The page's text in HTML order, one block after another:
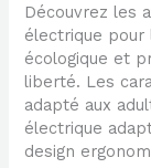
Découvrez les
électrique pour
écologique et
liberté. Les
adapté aux
électrique
design